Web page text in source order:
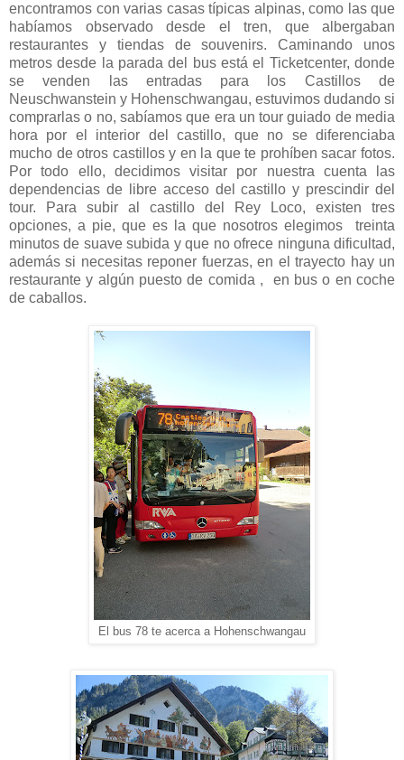
encontramos con varias casas típicas alpinas, como las que
habíamos observado desde el tren, que albergaban
restaurantes y tiendas de souvenirs. Caminando unos
metros desde la parada del bus está el Ticketcenter, donde
se venden las entradas para los Castillos de
Neuschwanstein y Hohenschwangau, estuvimos dudando si
comprarlas o no, sabíamos que era un tour guiado de media
hora por el interior del castillo, que no se diferenciaba
mucho de otros castillos y en la que te prohíben sacar fotos.
Por todo ello, decidimos visitar por nuestra cuenta las
dependencias de libre acceso del castillo y prescindir del
tour.
Para subir al castillo del Rey Loco, existen tres
opciones, a pie, que es la que nosotros elegimos treinta
minutos de suave subida y que no ofrece ninguna dificultad,
además si necesitas reponer fuerzas, en el trayecto hay un
restaurante y algún puesto de comida , en bus o en coche
de caballos.
El bus 78 te acerca a Hohenschwangau